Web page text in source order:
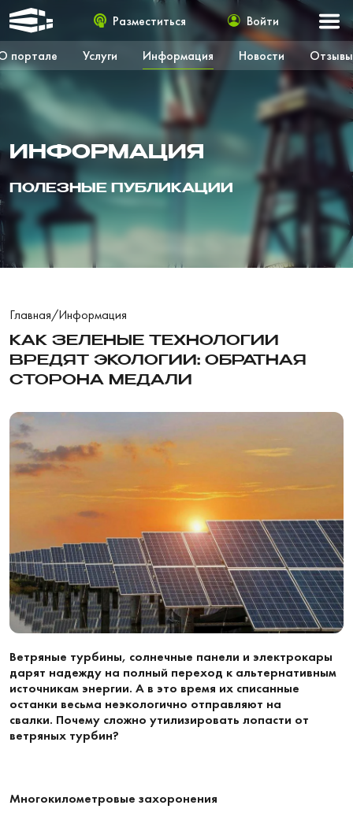
портале Услуги Информация Новости Отзывы
Разместиться Войти
ИНФОРМАЦИЯ
ПОЛЕЗНЫЕ ПУБЛИКАЦИИ
Главная/Информация
КАК ЗЕЛЕНЫЕ ТЕХНОЛОГИИ
ВРЕДЯТ ЭКОЛОГИИ: ОБРАТНАЯ
СТОРОНА МЕДАЛИ
Ветряные турбины, солнечные панели и электрокары
дарят надежду на полный переход к альтернативным
источникам энергии. А в это время их списанные
останки весьма неэкологично отправляют на
свалки. Почему сложно утилизировать лопасти от
ветряных турбин?
Многокилометровые захоронения